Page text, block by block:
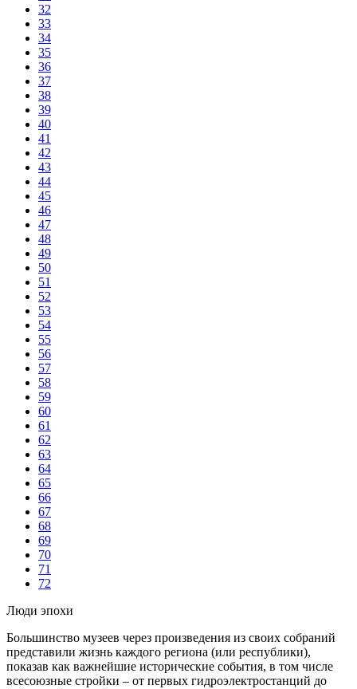
32
33
34
35
36
37
38
39
40
41
42
43
44
45
46
47
48
49
50
51
52
53
54
55
56
57
58
59
60
61
62
63
64
65
66
67
68
69
70
71
72
Люди эпохи
Большинство музеев через произведения из своих собраний
представили жизнь каждого региона (или республики),
показав как важнейшие исторические события, в том числе
всесоюзные стройки – от первых гидроэлектростанций до